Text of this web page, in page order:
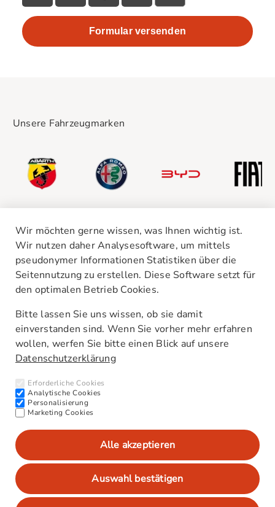
Unsere Fahrzeugmarken
Unsere Standorte
Kontakt
AGB
Barrierefreiheitserklärung
Newsletter
Interne Meldestelle (HinSchG)
CO₂-Werte/Kraftstoffverbrauch
Impressum
Datenschutzeinstellungen anpassen
Wir möchten gerne wissen, was Ihnen wichtig ist.
Wir nutzen daher Analysesoftware, um mittels
pseudonymer Informationen Statistiken über die
Seitennutzung zu erstellen. Diese Software setzt für
den optimalen Betrieb Cookies.
Bitte lassen Sie uns wissen, ob sie damit
einverstanden sind. Wenn Sie vorher mehr erfahren
wollen, werfen Sie bitte einen Blick auf unsere
Datenschutzerklärung
Erforderliche Cookies
Analytische Cookies
Personalisierung
Marketing Cookies
Alle akzeptieren
Auswahl bestätigen